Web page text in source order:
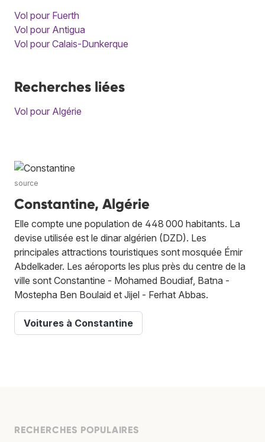
Vol pour Fuerth
Vol pour Antigua
Vol pour Calais-Dunkerque
Recherches liées
Vol pour Algérie
source
Constantine, Algérie
Elle compte une population de 448 000 habitants. La
devise utilisée est le dinar algérien (DZD). Les
principales attractions touristiques sont mosquée Émir
Abdelkader. Les aéroports les plus près du centre de la
ville sont Constantine - Mohamed Boudiaf, Batna -
Mostepha Ben Boulaid et Jijel - Ferhat Abbas.
Voitures à Constantine
RECHERCHES POPULAIRES